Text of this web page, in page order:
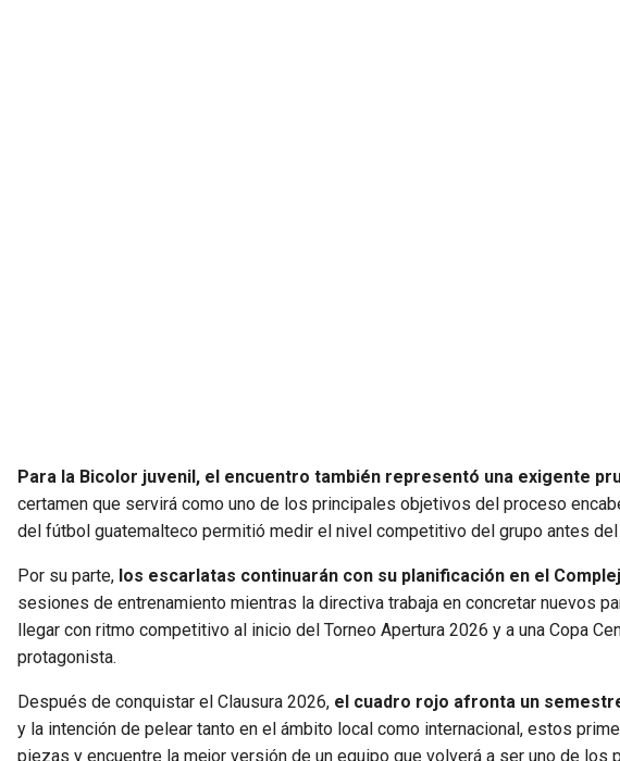
Para la Bicolor juvenil, el encuentro también representó una exigente
certamen que servirá como uno de los principales objetivos del proceso
del fútbol guatemalteco permitió medir el nivel competitivo del grupo antes del
Por su parte, los escarlatas continuarán con su planificación en el
sesiones de entrenamiento mientras la directiva trabaja en concretar nuevos
llegar con ritmo competitivo al inicio del Torneo Apertura 2026 y a una Copa
protagonista.
Después de conquistar el Clausura 2026, el cuadro rojo afronta un
y la intención de pelear tanto en el ámbito local como internacional, estos
piezas y encuentre la mejor versión de un equipo que volverá a ser uno de los